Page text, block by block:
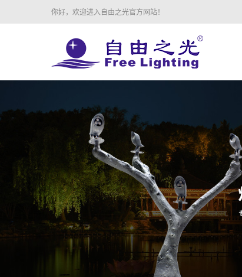
你好，欢迎进入自由之光官方网站！